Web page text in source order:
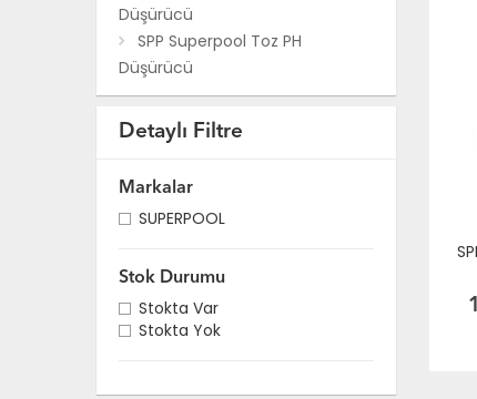
Düşürücü
SPP Superpool Toz PH
Düşürücü
SPP Superpool Toz PH
Yükseltici
SPP Superpool Sıvı Klor
SPP Superpool Yosun Önleyici
SPP Superpool Çöktürücü
Kimyasalı
SPP Superpool Demir-Sertlik
Giderici
Detaylı Filtre
Markalar
SUPERPOOL
Stok Durumu
Stokta Var
Stokta Yok